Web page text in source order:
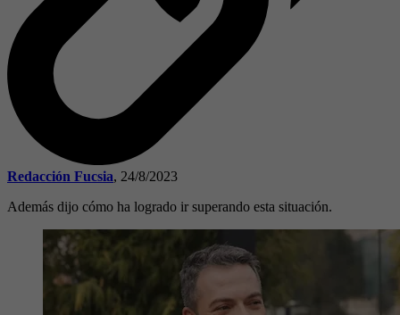
Redacción Fucsia, 24/8/2023
Además dijo cómo ha logrado ir superando esta situación.